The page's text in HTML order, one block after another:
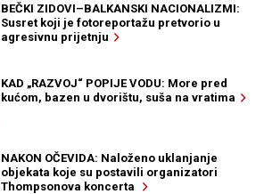
BEČKI ZIDOVI–BALKANSKI NACIONALIZMI:
Susret koji je fotoreportažu pretvorio u
agresivnu prijetnju
KAD „RAZVOJ“ POPIJE VODU: More pred
kućom, bazen u dvorištu, suša na vratima
NAKON OČEVIDA: Naloženo uklanjanje
objekata koje su postavili organizatori
Thompsonova koncerta